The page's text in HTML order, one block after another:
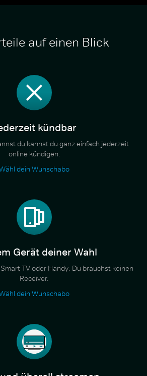
auf einen Blick
kündbar
du kannst du ganz einfach jederzeit
online kündigen.
dein Wunschabo
Gerät deiner Wahl
TV oder Handy. Du brauchst keinen
Receiver.
dein Wunschabo